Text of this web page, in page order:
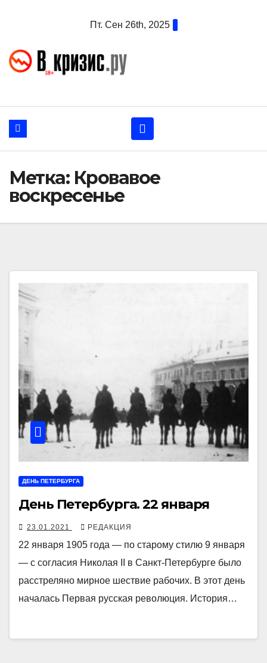
Пт. Сен 26th, 2025
Метка: Кровавое
воскресенье
ДЕНЬ ПЕТЕРБУРГА
День Петербурга. 22 января
23.01.2021 РЕДАКЦИЯ
22 января 1905 года — по старому стилю 9 января
― с согласия Николая II в Санкт-Петербурге было
расстреляно мирное шествие рабочих. В этот день
началась Первая русская революция. История…